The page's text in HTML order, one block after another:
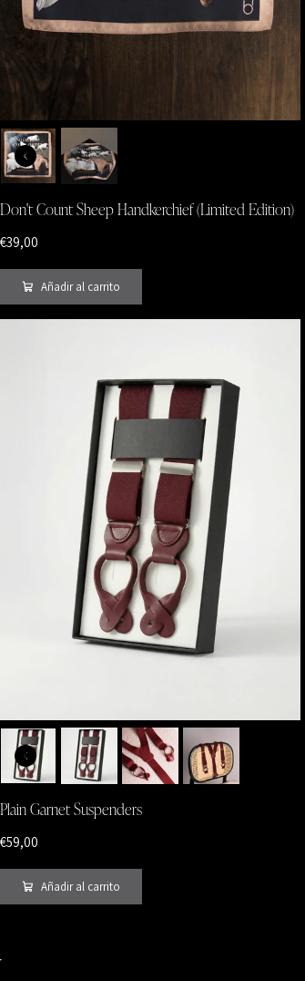
Don't Count Sheep Handkerchief (Limited Edition)
€39,00
Añadir al carrito
Plain Garnet Suspenders
€59,00
Añadir al carrito